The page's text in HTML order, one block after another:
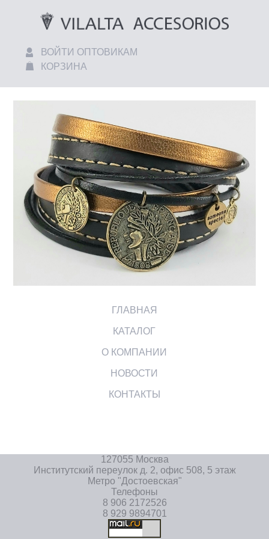
ВОЙТИ ОПТОВИКАМ
КОРЗИНА
ГЛАВНАЯ
КАТАЛОГ
О КОМПАНИИ
НОВОСТИ
КОНТАКТЫ
127055 Москва
Институтский переулок д. 2, офис 508, 5 этаж
Метро "Достоевская"
Телефоны
8 906 2172526
8 929 9894701